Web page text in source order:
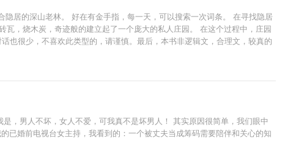
居的深山老林。 好在有金手指，每一天，可以搜索一次词条。 在寻找隐居
，烧木炭，奇迹般的建立起了一个庞大的私人庄园。 在这个过程中，庄园
也很少，不喜欢此类型的，请谨慎。最后，本书非逻辑文，合理文，较真的
，男人不坏，女人不爱，可我真不是坏男人！ 其实原因很简单，我们眼中
已婚前电视台女主持，我看到的：一个被丈夫当成筹码需要陪伴和关心的知